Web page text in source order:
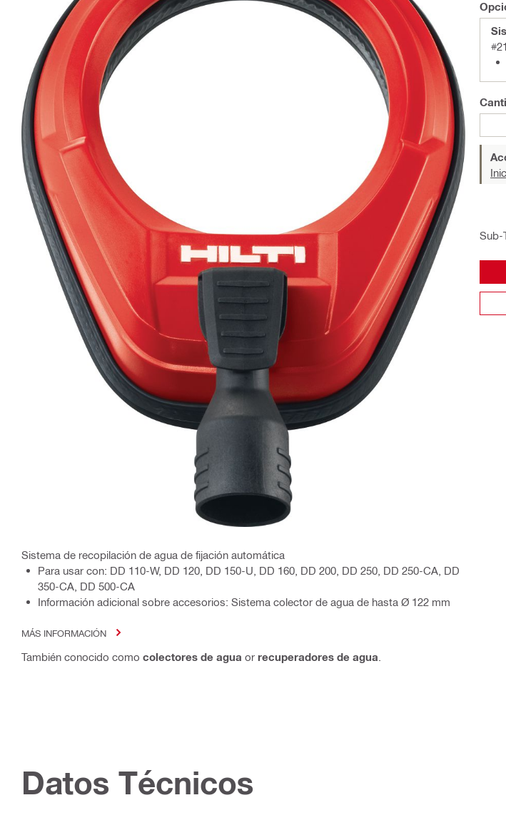
Sistema de recopilación de agua de fijación automática
Para usar con: DD 110-W, DD 120, DD 150-U, DD 160, DD 200, DD 250, DD 250-CA, DD
350-CA, DD 500-CA
Información adicional sobre accesorios: Sistema colector de agua de hasta Ø 122 mm
MÁS INFORMACIÓN
También conocido como colectores de agua or recuperadores de agua
Sub-
Datos Técnicos